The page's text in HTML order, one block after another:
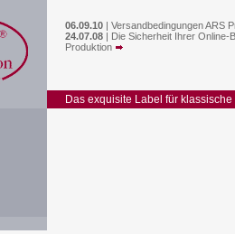
06.09.10 | Versandbedingungen ARS
24.07.08 | Die Sicherheit Ihrer Online-
Produktion
Das exquisite Label für klassische